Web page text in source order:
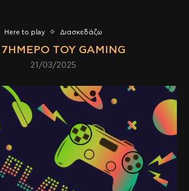
Here to play Διασκεδάζω
ΤΟΥ GAMING
21/03/2025